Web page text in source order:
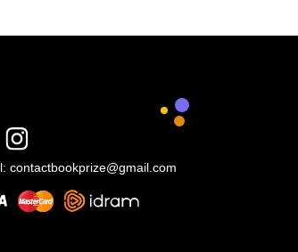
contactbookprize@gmail.com